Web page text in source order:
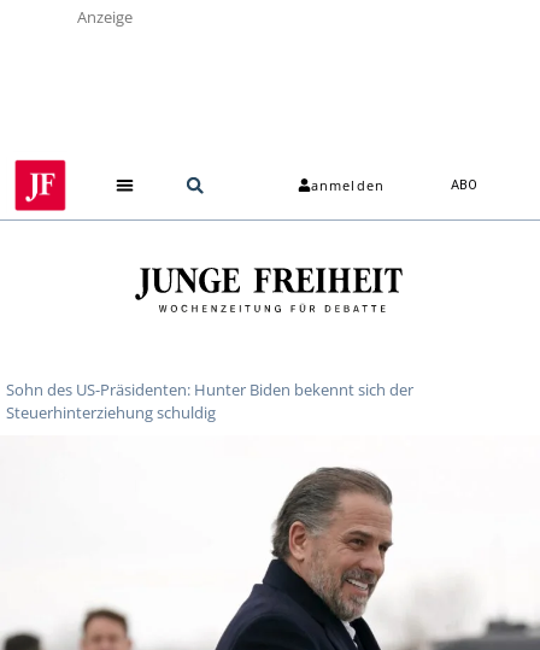
Anzeige
anmelden ABO
Sohn des US-Präsidenten: Hunter Biden bekennt sich der
Steuerhinterziehung schuldig